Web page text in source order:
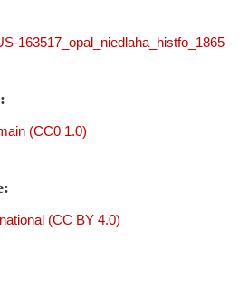
163517_opal_niedlaha_histfo_1865
(CC0 1.0)
(CC BY 4.0)